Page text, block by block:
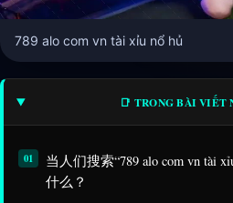
789 alo com vn tài xỉu nổ hủ
📑 TRONG BÀI VIẾT
当人们搜索“789 alo com vn tài
什么？